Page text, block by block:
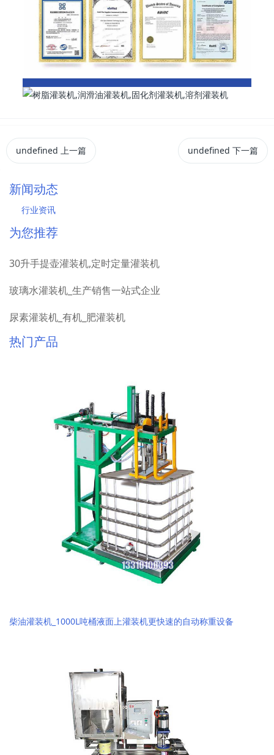
undefined 上一篇 undefined 下一篇
新闻动态
行业资讯
为您推荐
30升手提壶灌装机,定时定量灌装机
玻璃水灌装机_生产销售一站式企业
尿素灌装机_有机_肥灌装机
热门产品
柴油灌装机_1000L吨桶液面上灌装机更快速的自动称重设备